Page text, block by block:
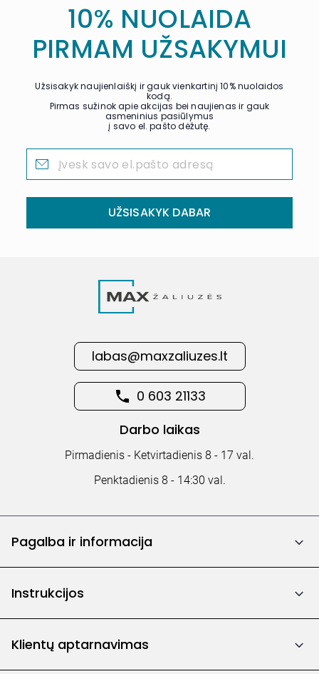
10% NUOLAIDA
PIRMAM UŽSAKYMUI
Užsisakyk naujienlaiškį ir gauk vienkartinį 10% nuolaidos
kodą.
Pirmas sužinok apie akcijas bei naujienas ir gauk
asmeninius pasiūlymus
į savo el. pašto dėžutę.
UŽSISAKYK DABAR
labas@maxzaliuzes.lt
0 603 21133
Darbo laikas
Pirmadienis - Ketvirtadienis 8 - 17 val.
Penktadienis 8 - 14:30 val.
Pagalba ir informacija
Instrukcijos
Klientų aptarnavimas